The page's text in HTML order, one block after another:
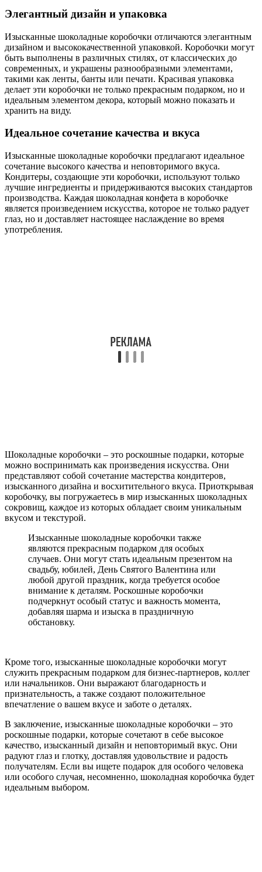
Элегантный дизайн и упаковка
Изысканные шоколадные коробочки отличаются элегантным
дизайном и высококачественной упаковкой. Коробочки могут
быть выполнены в различных стилях, от классических до
современных, и украшены разнообразными элементами,
такими как ленты, банты или печати. Красивая упаковка
делает эти коробочки не только прекрасным подарком, но и
идеальным элементом декора, который можно показать и
хранить на виду.
Идеальное сочетание качества и вкуса
Изысканные шоколадные коробочки предлагают идеальное
сочетание высокого качества и неповторимого вкуса.
Кондитеры, создающие эти коробочки, используют только
лучшие ингредиенты и придерживаются высоких стандартов
производства. Каждая шоколадная конфета в коробочке
является произведением искусства, которое не только радует
глаз, но и доставляет настоящее наслаждение во время
употребления.
Шоколадные коробочки – это роскошные подарки, которые
можно воспринимать как произведения искусства. Они
представляют собой сочетание мастерства кондитеров,
изысканного дизайна и восхитительного вкуса. Приоткрывая
коробочку, вы погружаетесь в мир изысканных шоколадных
сокровищ, каждое из которых обладает своим уникальным
вкусом и текстурой.
Изысканные шоколадные коробочки также
являются прекрасным подарком для особых
случаев. Они могут стать идеальным презентом на
свадьбу, юбилей, День Святого Валентина или
любой другой праздник, когда требуется особое
внимание к деталям. Роскошные коробочки
подчеркнут особый статус и важность момента,
добавляя шарма и изыска в праздничную
обстановку.
Кроме того, изысканные шоколадные коробочки могут
служить прекрасным подарком для бизнес-партнеров, коллег
или начальников. Они выражают благодарность и
признательность, а также создают положительное
впечатление о вашем вкусе и заботе о деталях.
В заключение, изысканные шоколадные коробочки – это
роскошные подарки, которые сочетают в себе высокое
качество, изысканный дизайн и неповторимый вкус. Они
радуют глаз и глотку, доставляя удовольствие и радость
получателям. Если вы ищете подарок для особого человека
или особого случая, несомненно, шоколадная коробочка будет
идеальным выбором.